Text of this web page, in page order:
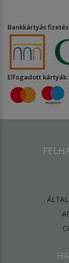
Bankkártyás
Elfogadott kártyák: